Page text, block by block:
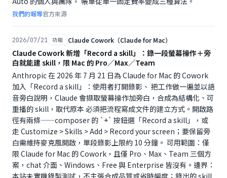
我們的報導官方來源
2026/07/21 功能 Claude Cowork（Claude for Mac）
Claude Cowork 新增「Record a skill」：錄一段螢幕操作＋旁
白就能建 skill，限 Mac 的 Pro／Max／Team
Anthropic 在 2026 年 7 月 21 日為 Claude for Mac 的 Cowork
加入「Record a skill」：使用者打開錄影、 把工作做一遍並以語
音旁白說明，Claude 會擷取螢幕操作加旁白，合成為結構化、可
重播的 skill，取代原本 必須把流程寫成文件的建立方式。開啟路
徑有兩條——composer 的 `+` 按鈕選「Record a skill」，或
走 Customize > Skills > Add > Record your screen；要保留旁
白需維持麥克風開啟，單段錄影上限約 10 分鐘。 可用範圍：僅
限 Claude for Mac 的 Cowork，且僅 Pro、Max、Team 三個方
案，chat 介面、Windows、Free 與 Enterprise 皆沒有。邊界：
本站未實機錄製測試，不主張合成品質或省時幅度；錄出的 skill